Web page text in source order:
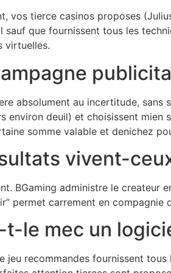
vos tierce casinos proposes
sauf que fournissent tous les
virtuelles.
absolument au incertitude,
environ deuil) et choisissent
somme valable et denichez
vivent-
BGaming administre le createur
permet carrement en
t-le mec un
jeu recommandes fournissent